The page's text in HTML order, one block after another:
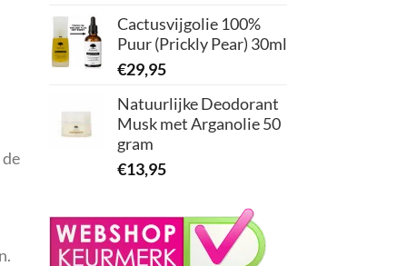
Cactusvijgolie 100%
Puur (Prickly Pear) 30ml
€29,95
Natuurlijke Deodorant
Musk met Arganolie 50
gram
€13,95